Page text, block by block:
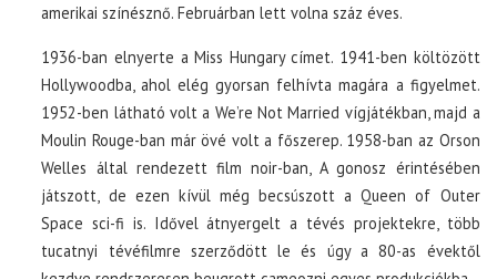
amerikai színésznő. Februárban lett volna száz éves.
1936-ban elnyerte a Miss Hungary címet. 1941-ben költözött
Hollywoodba, ahol elég gyorsan felhívta magára a figyelmet.
1952-ben látható volt a We’re Not Married vígjátékban, majd a
Moulin Rouge-ban már övé volt a főszerep. 1958-ban az Orson
Welles által rendezett film noir-ban, A gonosz érintésében
játszott, de ezen kívül még becsúszott a Queen of Outer
Space sci-fi is. Idővel átnyergelt a tévés projektekre, több
tucatnyi tévéfilmre szerződött le és úgy a 80-as évektől